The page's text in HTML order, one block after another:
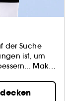
der Suche
ist, um
Make-